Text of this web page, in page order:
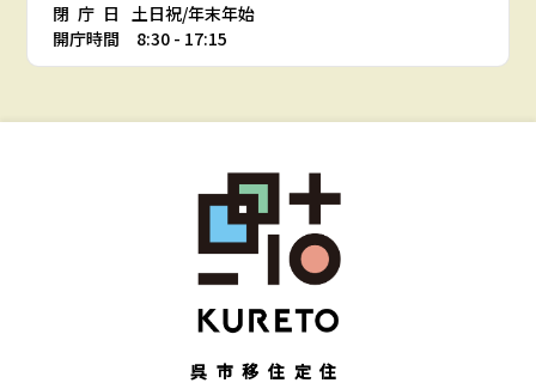
閉庁日 土日祝/年末年始
開庁時間 8:30 - 17:15
呉市移住定住